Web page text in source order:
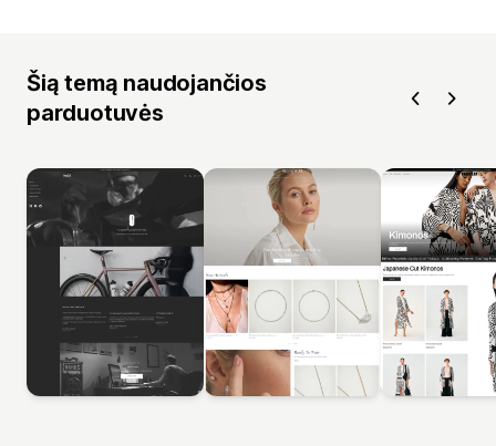
Šią temą naudojančios
parduotuvės